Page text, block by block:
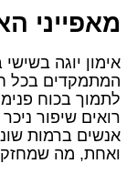
מאפייני
אימון יוגה
המתמקדים בכל
לתמוך בכוח
רואים שיפור
אנשים ברמות
ואחת, מה